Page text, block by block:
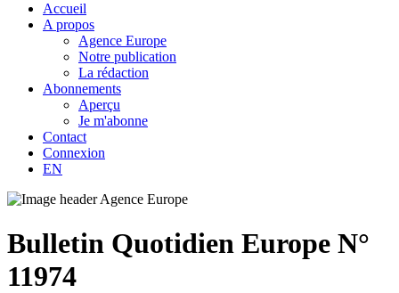
Accueil
A propos
Agence Europe
Notre publication
La rédaction
Abonnements
Aperçu
Je m'abonne
Contact
Connexion
EN
Bulletin Quotidien Europe N°
11974